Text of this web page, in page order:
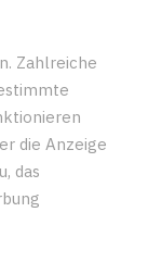
Zahlreiche
die Anzeige
das